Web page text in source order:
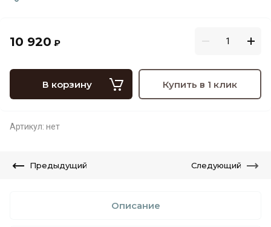
10 920 ₽
В корзину Купить в 1 клик
Артикул: нет
Предыдущий Следующий
Описание